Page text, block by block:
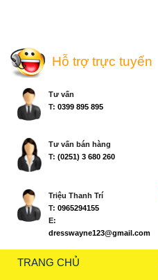
Hỗ trợ trực tuyến
Tư vấn
T: 0399 895 895
Tư vấn bán hàng
T: (0251) 3 680 260
Triệu Thanh Trí
T: 0965294155
E:
dresswayne123@gmail.com
TRANG CHỦ